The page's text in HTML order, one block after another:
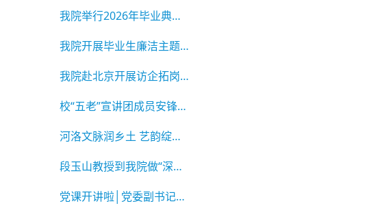
我院举行2026年毕业典礼暨学位授予仪式
我院开展毕业生廉洁主题教育系列活动
我院赴北京开展访企拓岗活动
校“五老”宣讲团成员安锋老师为我院学生做专题
河洛文脉润乡土 艺韵绽放助振兴 ——2026年河南
段玉山教授到我院做“深耕地理课改 教研赋能育
党课开讲啦│党委副书记李佳为2026届毕业生党员